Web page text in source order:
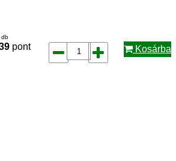
db
pont Kosárba